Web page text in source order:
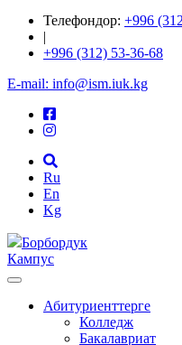
Телефондор: +996
|
+996 (312) 53-36-68
E-mail: info@ism.iuk.kg
Ru
En
Kg
Борбордук
Кампус
Абитуриенттерге
Колледж
Бакалавриат